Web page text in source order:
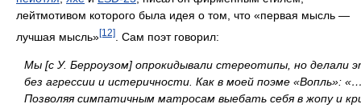
лейтмотивом которого была идея о том, что «первая мысль —
лучшая мысль»[12] . Сам поэт говорил:
Мы [с У. Берроузом] опрокидывали стереотипы, но делали
без агрессии и истеричности. Как в моей поэме «Вопль»:
Позволяя симпатичным матросам выебать себя в жопу и